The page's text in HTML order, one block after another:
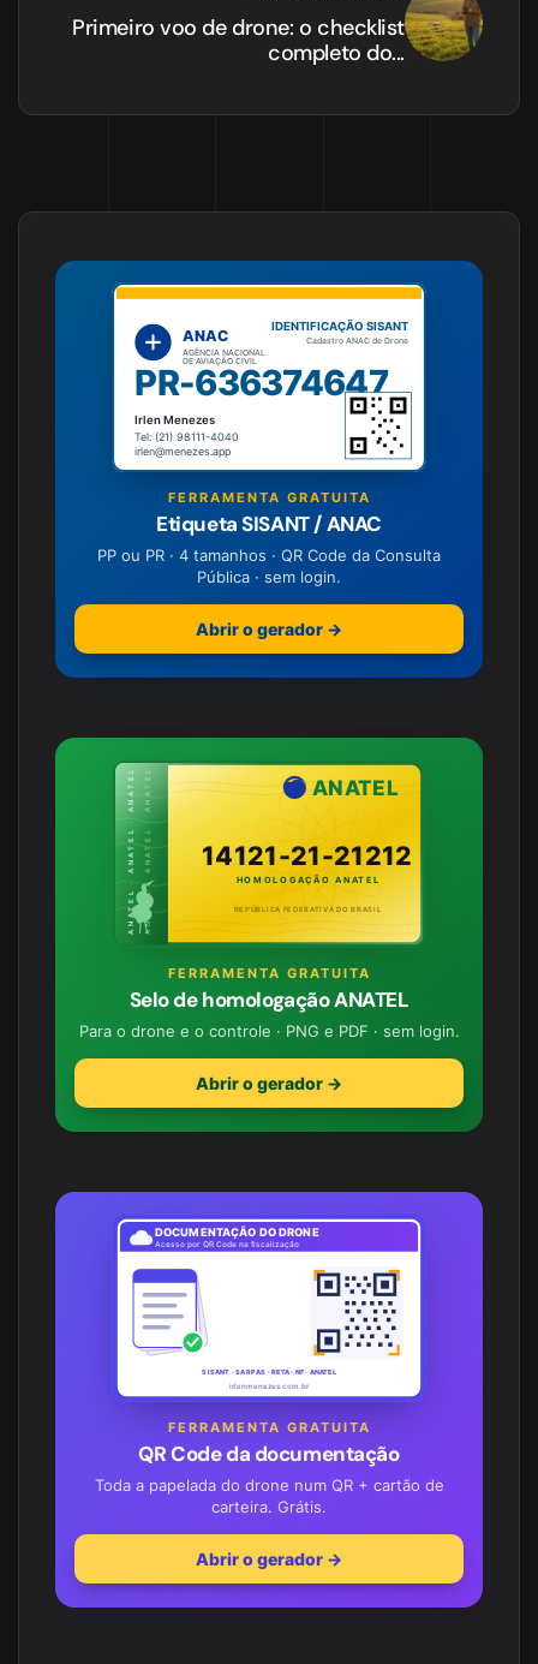
Primeiro voo de drone: o checklist
completo do...
ANAC
AGÊNCIA NACIONAL
DE AVIAÇÃO CIVIL
IDENTIFICAÇÃO SISANT
Cadastro ANAC de Drone
PR-636374647
Irlen Menezes
Tel: (21) 98111-4040
irlen@menezes.app
FERRAMENTA GRATUITA
Etiqueta SISANT / ANAC
PP ou PR · 4 tamanhos · QR Code da Consulta
Pública · sem login.
Abrir o gerador →
ANATEL · ANATEL · ANATELANATEL · ANATEL · ANATEL ANATEL
14121-21-21212
HOMOLOGAÇÃO ANATEL
REPÚBLICA FEDERATIVA DO BRASIL
FERRAMENTA GRATUITA
Selo de homologação ANATEL
Para o drone e o controle · PNG e PDF · sem login.
Abrir o gerador →
DOCUMENTAÇÃO DO DRONE
Acesso por QR Code na fiscalização
SISANT · SARPAS · RETA · NF · ANATEL
irlenmenezes.com.br
FERRAMENTA GRATUITA
QR Code da documentação
Toda a papelada do drone num QR + cartão de
carteira. Grátis.
Abrir o gerador →